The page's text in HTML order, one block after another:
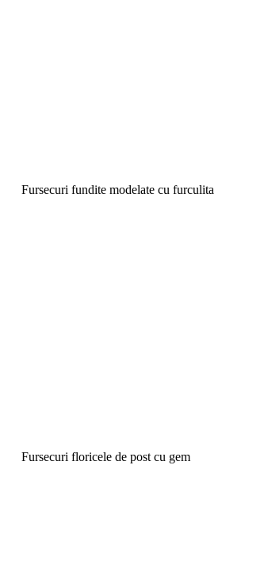
Fursecuri fundite modelate cu furculita
Fursecuri floricele de post cu gem